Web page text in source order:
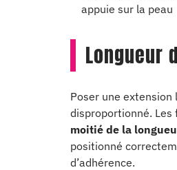
appuie sur la peau
Longueur
Poser une
disproportionné.
moitié de la
positionné
d’adhérence.